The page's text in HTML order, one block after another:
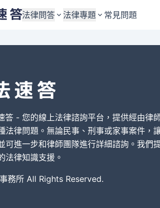
法律問答
婚姻與監護權
債務與債權
刑事犯罪案件
其他案件類型
法律專題
婚姻與監護權
債務與債權
刑事犯罪案件
其他案件類型
常見問題
答 - 您的線上法律諮詢平台，提供經由律
法律問題。無論民事、刑事或家事案件，
可進一步和律師團隊進行詳細諮詢。我們
法律知識支援。
務所 All Rights Reserved.